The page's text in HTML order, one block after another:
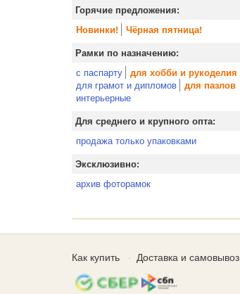
Горячие предложения:
Новинки!
Чёрная пятница!
Рамки по назначению:
с паспарту для хобби и рукоделия
для грамот и дипломов для пазлов
интерьерные
Для среднего и крупного опта:
продажа только упаковками
Эксклюзивно:
архив фоторамок
Как купить Доставка и самовывоз